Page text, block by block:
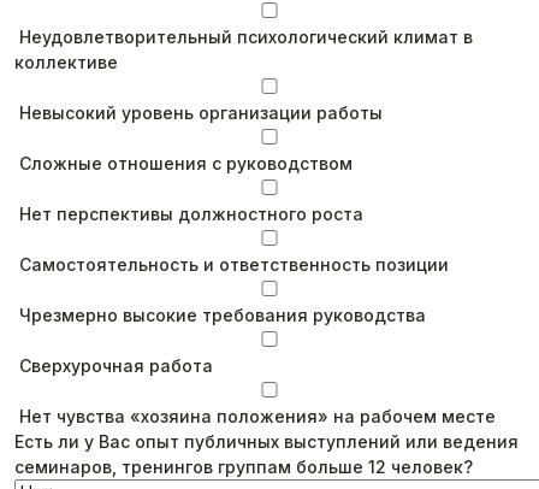
Неудовлетворительный психологический климат в
коллективе
Невысокий уровень организации работы
Сложные отношения с руководством
Нет перспективы должностного роста
Самостоятельность и ответственность позиции
Чрезмерно высокие требования руководства
Сверхурочная работа
Нет чувства «хозяина положения» на рабочем месте
Есть ли у Вас опыт публичных выступлений или ведения
семинаров, тренингов группам больше 12 человек?